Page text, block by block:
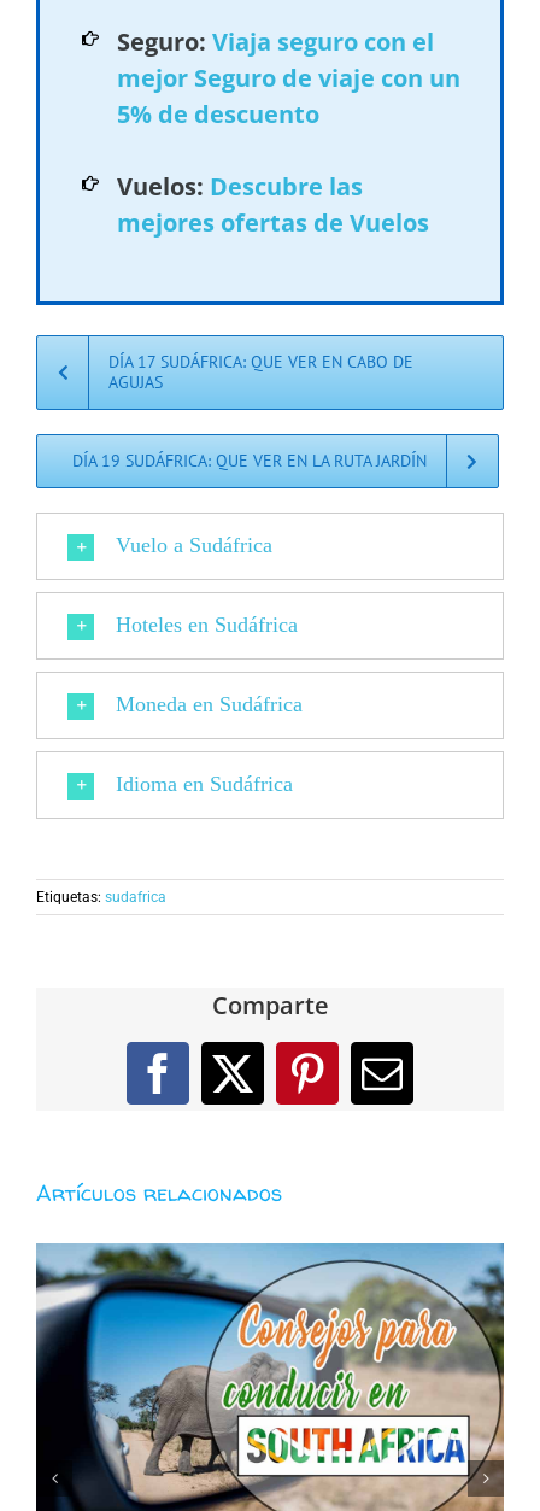
Seguro: Viaja seguro con el
mejor Seguro de viaje con un
5% de descuento
Vuelos: Descubre las
mejores ofertas de Vuelos
DÍA 17 SUDÁFRICA: QUE VER EN CABO DE
AGUJAS
DÍA 19 SUDÁFRICA: QUE VER EN LA RUTA JARDÍN
Vuelo a Sudáfrica
Hoteles en Sudáfrica
Moneda en Sudáfrica
Idioma en Sudáfrica
Etiquetas: sudafrica
Comparte
Facebook
X PinterestCorreo
Artículos relacionados